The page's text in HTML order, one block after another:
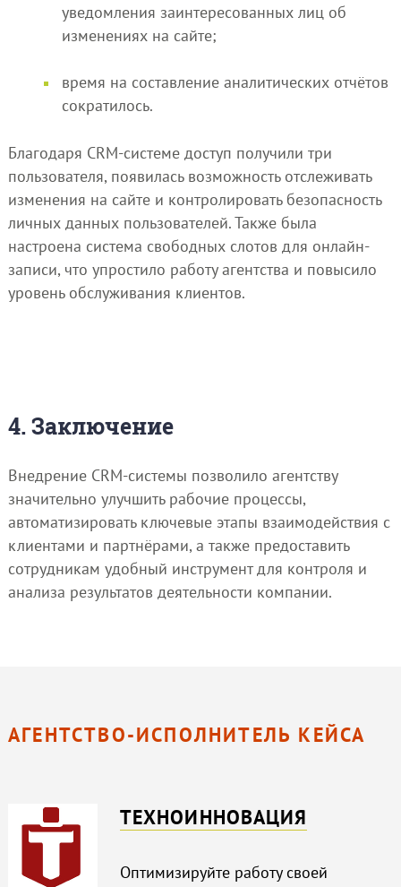
уведомления заинтересованных лиц об
изменениях на сайте;
время на составление аналитических отчётов
сократилось.
Благодаря CRM-системе доступ получили три
пользователя, появилась возможность отслеживать
изменения на сайте и контролировать безопасность
личных данных пользователей. Также была
настроена система свободных слотов для онлайн-
записи, что упростило работу агентства и повысило
уровень обслуживания клиентов.
4. Заключение
Внедрение CRM-системы позволило агентству
значительно улучшить рабочие процессы,
автоматизировать ключевые этапы взаимодействия с
клиентами и партнёрами, а также предоставить
сотрудникам удобный инструмент для контроля и
анализа результатов деятельности компании.
АГЕНТСТВО-ИСПОЛНИТЕЛЬ КЕЙСА
ТЕХНОИННОВАЦИЯ
Оптимизируйте работу своей